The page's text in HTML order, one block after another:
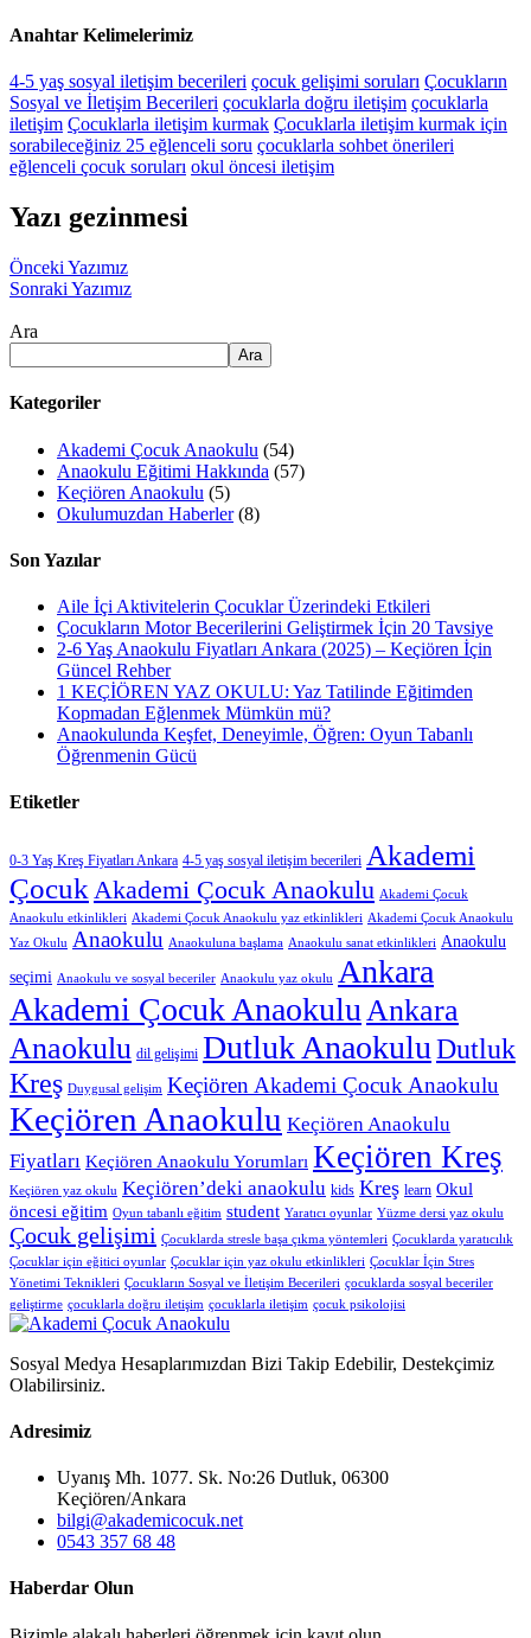
Anahtar Kelimelerimiz
4-5 yaş sosyal iletişim becerileri çocuk gelişimi soruları Çocukların
Sosyal ve İletişim Becerileri çocuklarla doğru iletişim çocuklarla
iletişim Çocuklarla iletişim kurmak Çocuklarla iletişim kurmak için
sorabileceğiniz 25 eğlenceli soru çocuklarla sohbet önerileri
eğlenceli çocuk soruları okul öncesi iletişim
Yazı gezinmesi
Önceki Yazımız
Sonraki Yazımız
Ara
Ara
Kategoriler
Akademi Çocuk Anaokulu (54)
Anaokulu Eğitimi Hakkında (57)
Keçiören Anaokulu (5)
Okulumuzdan Haberler(8)
Son Yazılar
Aile İçi Aktivitelerin Çocuklar Üzerindeki Etkileri
Çocukların Motor Becerilerini Geliştirmek İçin 20 Tavsiye
2-6 Yaş Anaokulu Fiyatları Ankara (2025) – Keçiören İçin
Güncel Rehber
1 KEÇİÖREN YAZ OKULU: Yaz Tatilinde Eğitimden
Kopmadan Eğlenmek Mümkün mü?
Anaokulunda Keşfet, Deneyimle, Öğren: Oyun Tabanlı
Öğrenmenin Gücü
Etiketler
0-3 Yaş Kreş Fiyatları Ankara 4-5 yaş sosyal iletişim becerileri Akademi
Çocuk Akademi Çocuk Anaokulu Akademi Çocuk
Anaokulu etkinlikleri Akademi Çocuk Anaokulu yaz etkinlikleri Akademi Çocuk Anaokulu
Yaz Okulu Anaokulu Anaokuluna başlama Anaokulu sanat etkinlikleri Anaokulu
seçimi Anaokulu ve sosyal beceriler Anaokulu yaz okulu
Ankara
Akademi Çocuk Anaokulu Ankara
Anaokulu dil gelişimi Dutluk Anaokulu Dutluk
Kreş Duygusal gelişim Keçiören Akademi Çocuk Anaokulu
Keçiören Anaokulu Keçiören Anaokulu
Fiyatları Keçiören Anaokulu Yorumları Keçiören Kreş
Keçiören yaz okulu Keçiören’deki anaokulu kids Kreş learn Okul
öncesi eğitim Oyun tabanlı eğitim student Yaratıcı oyunlar Yüzme dersi yaz okulu
Çocuk gelişimi Çocuklarda stresle başa çıkma yöntemleri Çocuklarda yaratıcılık
Çocuklar için eğitici oyunlar Çocuklar için yaz okulu etkinlikleri Çocuklar İçin Stres
Yönetimi Teknikleri Çocukların Sosyal ve İletişim Becerileri çocuklarda sosyal beceriler
geliştirme çocuklarla doğru iletişim çocuklarla iletişim çocuk psikolojisi
Sosyal Medya Hesaplarımızdan Bizi Takip Edebilir, Destekçimiz
Olabilirsiniz.
Adresimiz
Uyanış Mh. 1077. Sk. No:26 Dutluk, 06300
Keçiören/Ankara
bilgi@akademicocuk.net
0543 357 68 48
Haberdar Olun